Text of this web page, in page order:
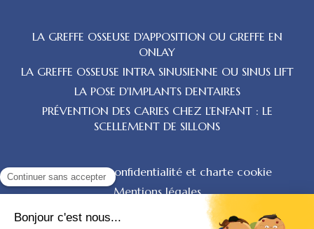
LA GREFFE OSSEUSE D'APPOSITION OU GREFFE EN
ONLAY
LA GREFFE OSSEUSE INTRA SINUSIENNE OU SINUS LIFT
LA POSE D'IMPLANTS DENTAIRES
PRÉVENTION DES CARIES CHEZ L’ENFANT : LE
SCELLEMENT DE SILLONS
Politique de confidentialité et charte cookie
Mentions légales
Conditions Générales Utilisation